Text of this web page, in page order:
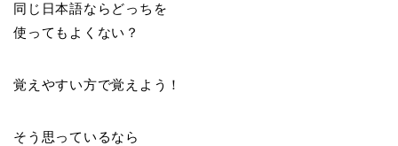
同じ日本語ならどっちを
使ってもよくない？
覚えやすい方で覚えよう！
そう思っているなら